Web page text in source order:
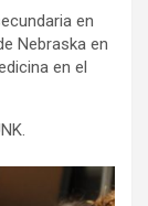
en
Nebraska en
en el